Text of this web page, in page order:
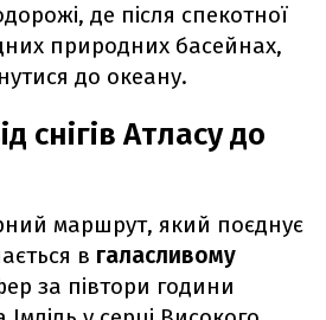
де після спекотної
природних басейнах,
до океану.
снігів Атласу до
маршрут, який поєднує
в галасливому
за півтори години